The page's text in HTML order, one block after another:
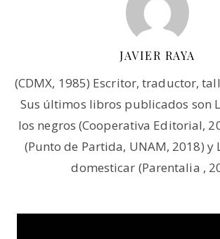
JAVIER RAYA
(CDMX, 1985) Escritor, traductor,
Sus últimos libros publicados son
los negros (Cooperativa Editorial,
(Punto de Partida, UNAM, 2018) y
domesticar (Parentalia ,